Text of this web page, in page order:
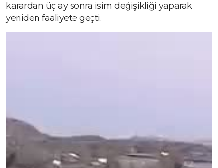
karardan üç ay sonra isim değişikliği yaparak
yeniden faaliyete geçti.